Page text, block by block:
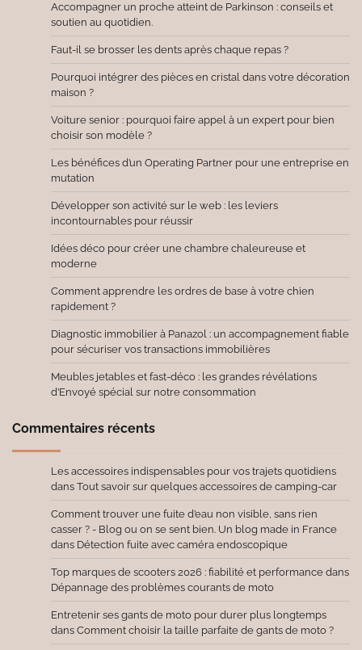
Accompagner un proche atteint de Parkinson : conseils et
soutien au quotidien.
Faut-il se brosser les dents après chaque repas ?
Pourquoi intégrer des pièces en cristal dans votre décoration
maison ?
Voiture senior : pourquoi faire appel à un expert pour bien
choisir son modèle ?
Les bénéfices d’un Operating Partner pour une entreprise en
mutation
Développer son activité sur le web : les leviers
incontournables pour réussir
Idées déco pour créer une chambre chaleureuse et
moderne
Comment apprendre les ordres de base à votre chien
rapidement ?
Diagnostic immobilier à Panazol : un accompagnement fiable
pour sécuriser vos transactions immobilières
Meubles jetables et fast-déco : les grandes révélations
d’Envoyé spécial sur notre consommation
Commentaires récents
Les accessoires indispensables pour vos trajets quotidiens
dans Tout savoir sur quelques accessoires de camping-car
Comment trouver une fuite d’eau non visible, sans rien
casser ? - Blog ou on se sent bien. Un blog made in France
dans Détection fuite avec caméra endoscopique
Top marques de scooters 2026 : fiabilité et performance dans
Dépannage des problèmes courants de moto
Entretenir ses gants de moto pour durer plus longtemps
dans Comment choisir la taille parfaite de gants de moto ?